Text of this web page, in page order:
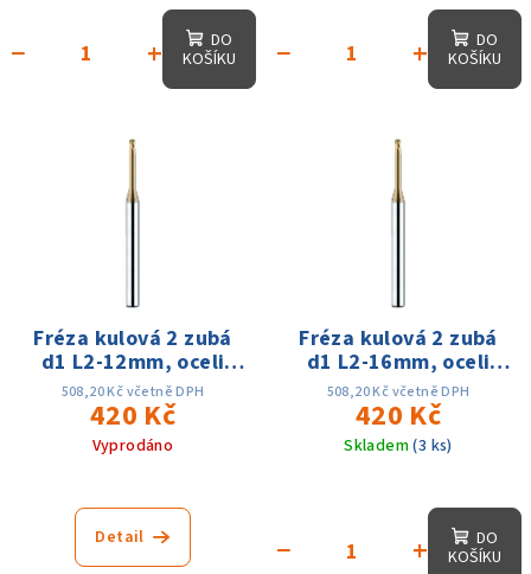
+
−
DO
KOŠÍKU
+
−
DO
KOŠÍKU
Fréza kulová 2 zubá
d1 L2-12mm, oceli
60HRC
508,20 Kč včetně DPH
420 Kč
Vyprodáno
Detail
Fréza kulová 2 zubá
d1 L2-16mm, oceli
60HRC
508,20 Kč včetně DPH
420 Kč
Skladem(3 ks)
+
−
DO
KOŠÍKU